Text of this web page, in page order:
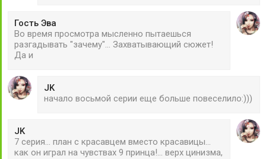
Гость Эва
Во время просмотра мысленно пытаешься
разгадывать "зачему"... Захватывающий сюжет!
Да и
JK
начало восьмой серии еще больше повеселило:)))
JK
7 серия... план с красавцем вместо красавицы...
как он играл на чувствах 9 принца!... верх цинизма,